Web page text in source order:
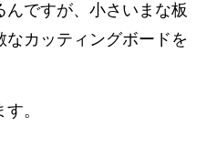
んですが、小さいまな板
カッティングボードを
。